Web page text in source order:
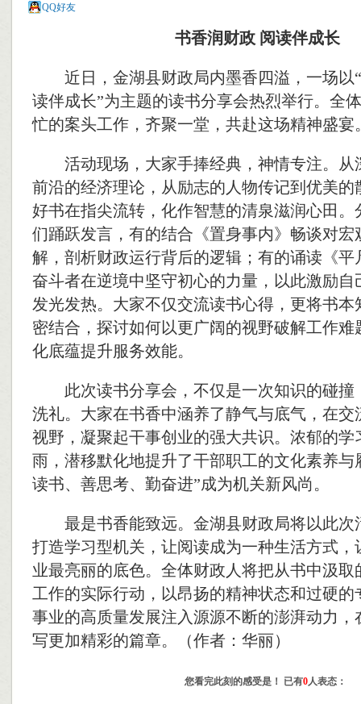
QQ好友
书香润财政 阅读伴成长
近日，金湖县财政局内墨香四溢，一场以
读伴成长”为主题的读书分享会热烈举行。全
忙的案头工作，齐聚一堂，共赴这场精神盛宴
活动现场，大家手捧经典，神情专注。从
前沿的经济理论，从励志的人物传记到优美的
好书在指尖流转，化作智慧的清泉滋润心田。
们踊跃发言，有的结合《置身事内》畅谈对宏
解，剖析财政运行背后的逻辑；有的诵读《平
奋斗者在逆境中坚守初心的力量，以此激励自
发光发热。大家不仅交流读书心得，更将书本
密结合，探讨如何以更广阔的视野破解工作难
化底蕴提升服务效能。
此次读书分享会，不仅是一次知识的碰撞
洗礼。大家在书香中涵养了静气与底气，在交
视野，凝聚起干事创业的强大共识。浓郁的学
雨，潜移默化地提升了干部职工的文化素养与
读书、善思考、勤奋进”成为机关新风尚。
最是书香能致远。金湖县财政局将以此次
打造学习型机关，让阅读成为一种生活方式，
业最亮丽的底色。全体财政人将把从书中汲取
工作的实际行动，以昂扬的精神状态和过硬的
事业的高质量发展注入源源不断的澎湃动力，
写更加精彩的篇章。
（作者：华丽）
您看完此刻的感受是！ 已有0人表态：